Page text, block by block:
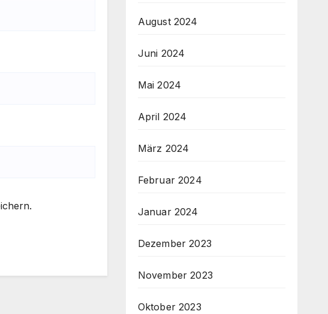
August 2024
Juni 2024
Mai 2024
April 2024
März 2024
Februar 2024
Januar 2024
Dezember 2023
November 2023
Oktober 2023